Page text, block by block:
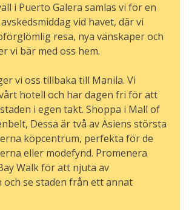
i Puerto Galera samlas vi för en
vid havet, där vi
resa, nya vänskaper och
vi bär med oss hem.
vi oss tillbaka till Manila. Vi
hotell och har dagen fri för att
i egen takt. Shoppa i Mall of
Dessa är två av Asiens största
köpcentrum, perfekta för de
eller modefynd. Promenera
Walk för att njuta av
och se staden från ett annat